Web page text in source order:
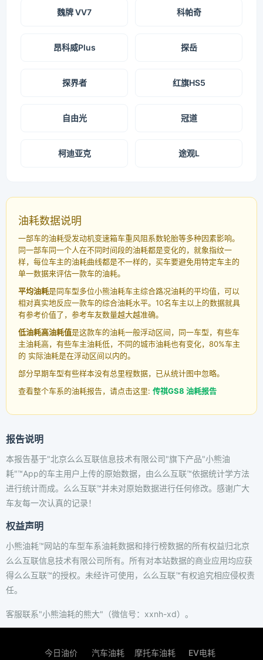
魏牌 VV7 科帕奇
昂科威Plus 探岳
探界者 红旗HS5
自由光 冠道
柯迪亚克 途观L
油耗数据说明
一部车的油耗受发动机变速箱车重风阻系数轮胎等多种因素影响。
同一部车同一个人在不同时间段的油耗都是变化的，就象指纹一
样，每位车主的油耗曲线都是不一样的，买车要避免用特定车主的
单一数据来评估一款车的油耗。
平均油耗是同车型多位小熊油耗车主综合路况油耗的平均值，可以
相对真实地反应一款车的综合油耗水平。10名车主以上的数据就具
有参考价值了，参考车友数量越大越准确。
低油耗高油耗值是这款车的油耗一般浮动区间，同一车型，有些车
主油耗高，有些车主油耗低，不同的城市油耗也有变化，80%车主
的 实际油耗是在浮动区间以内的。
部分早期车型有些样本没有总里程数据，已从统计图中忽略。
查看整个车系的油耗报告，请点击这里: 传祺GS8 油耗报告
报告说明
本报告基于"北京么么互联信息技术有限公司"旗下产品"小熊油
耗"™App的车主用户上传的原始数据，由么么互联™依据统计学方法
进行统计而成。么么互联™并未对原始数据进行任何修改。感谢广大
车友每一次认真的记录！
权益声明
小熊油耗™网站的车型车系油耗数据和排行榜数据的所有权益归北京
么么互联信息技术有限公司所有。所有对本站数据的商业应用均应获
得么么互联™的授权。未经许可使用，么么互联™有权追究相应侵权责
任。
客服联系"小熊油耗的熊大"（微信号：xxnh-xd）。
今日油价 汽车油耗 摩托车油耗 EV电耗